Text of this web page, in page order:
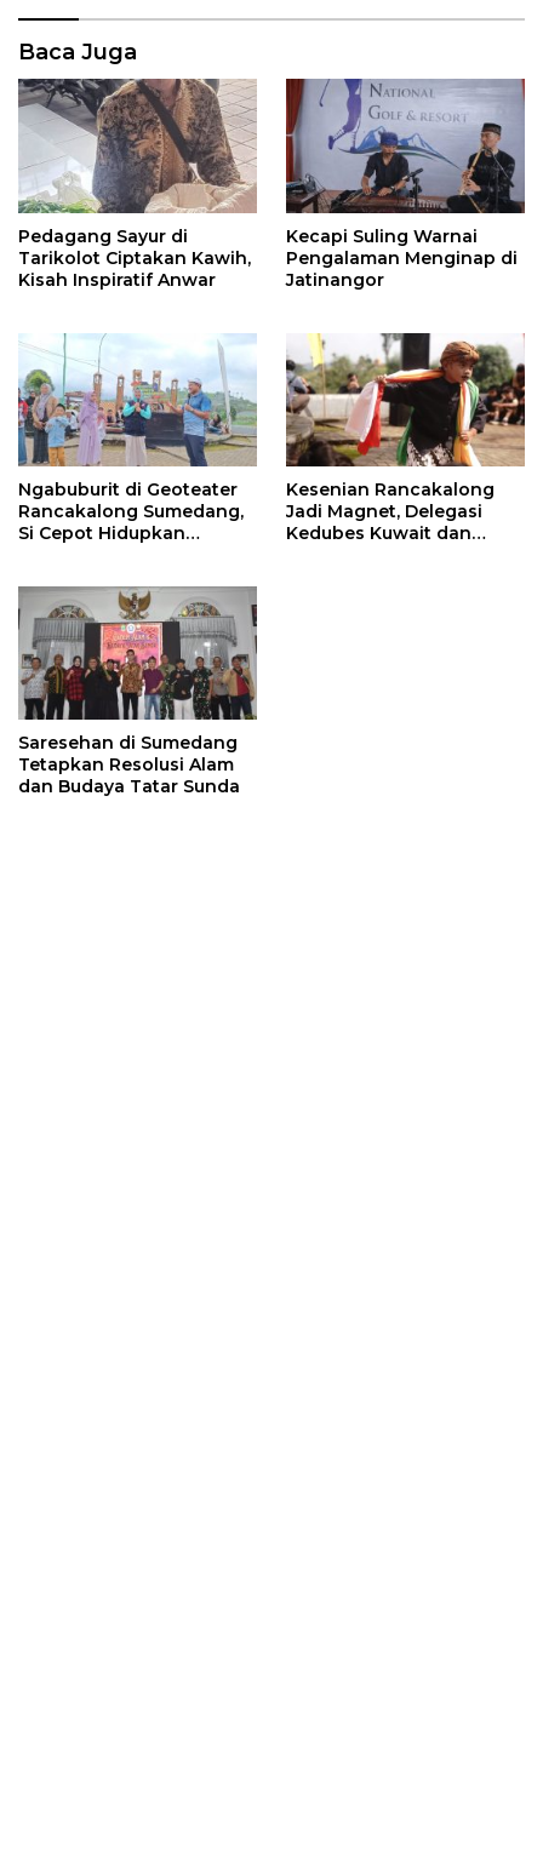
Baca Juga
Pedagang Sayur di
Tarikolot Ciptakan Kawih,
Kisah Inspiratif Anwar
Kecapi Suling Warnai
Pengalaman Menginap di
Jatinangor
Ngabuburit di Geoteater
Rancakalong Sumedang,
Si Cepot Hidupkan
Kesenian Rancakalong
Jadi Magnet, Delegasi
Kedubes Kuwait dan
Saresehan di Sumedang
Tetapkan Resolusi Alam
dan Budaya Tatar Sunda